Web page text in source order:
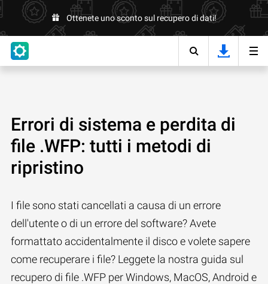
Ottenete uno sconto sul recupero di dati!
Errori di sistema e perdita di
file .WFP: tutti i metodi di
ripristino
I file sono stati cancellati a causa di un errore
dell'utente o di un errore del software? Avete
formattato accidentalmente il disco e volete sapere
come recuperare i file? Leggete la nostra guida sul
recupero di file .WFP per Windows, MacOS, Android e